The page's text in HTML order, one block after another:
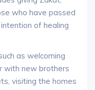
who have passed
of healing
as welcoming
with new brothers
visiting the homes